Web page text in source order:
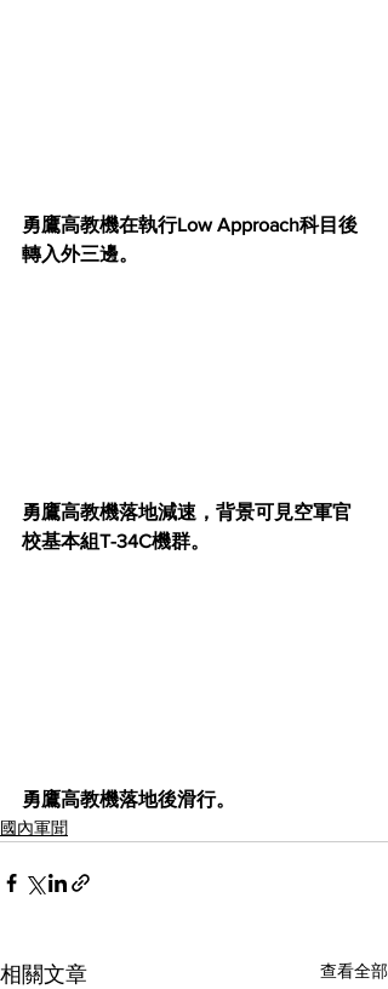
勇鷹高教機在執行Low Approach科目後
轉入外三邊。
勇鷹高教機落地減速，背景可見空軍官
校基本組T-34C機群。
勇鷹高教機落地後滑行。
國內軍聞
相關文章 查看全部